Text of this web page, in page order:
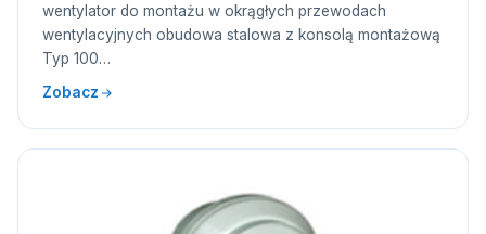
wentylator do montażu w okrągłych przewodach
wentylacyjnych obudowa stalowa z konsolą montażową
Typ 100…
Zobacz